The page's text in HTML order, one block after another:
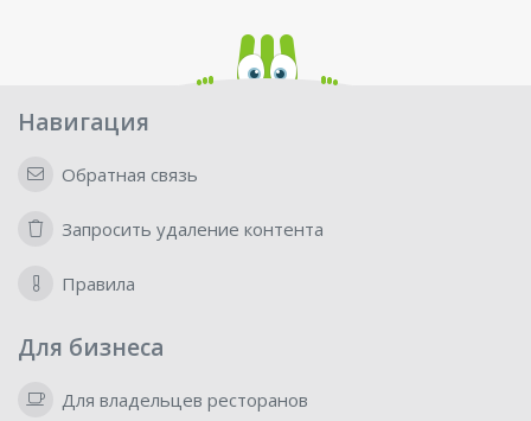
Навигация
Обратная связь
Запросить удаление контента
Правила
Для бизнеса
Для владельцев ресторанов